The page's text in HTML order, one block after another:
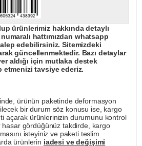
ürünlerimiz hakkında detaylı
hattımızdan whatsapp
edebilirsiniz. Sitemizdeki
güncellenmektedir. Bazı detaylar
aldığı için mutlaka destek
etmenizi tavsiye ederiz.
ürünün paketinde deformasyon
bir durum söz konusu ise, kargo
açarak ürünlerinizin durumunu kontrol
gördüğünüz takdirde, kargo
isteyiniz ve paketi teslim
ürünlerin iadesi ve değişimi